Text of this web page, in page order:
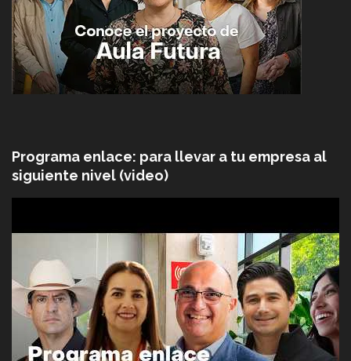
Programa enlace: para llevar a tu empresa al
siguiente nivel (video)